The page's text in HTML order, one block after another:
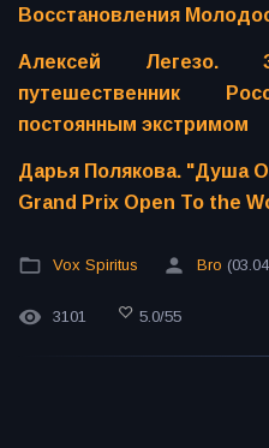
Восстановления
Алексей Легезо.
путешественник
постоянным экстримом
Дарья Полякова. "Душа
Grand Prix Open To the
Vox Spiritus Bro
3101 5.0/55